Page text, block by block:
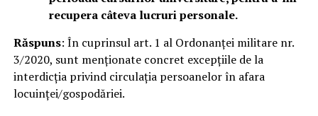
recupera câteva lucruri personale.
Răspuns: În cuprinsul art. 1 al Ordonanței militare nr.
3/2020, sunt menționate concret excepțiile de la
interdicția privind circulația persoanelor în afara
locuinței/gospodăriei.